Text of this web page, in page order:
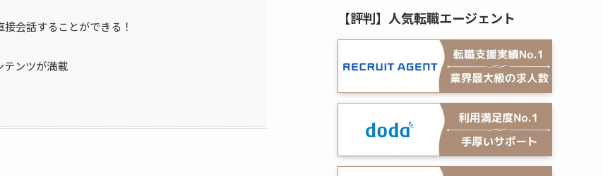
会話することができる！
テンツが満載
【評判】人気転職エージェント